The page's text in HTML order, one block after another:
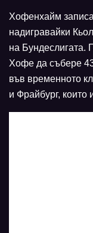
Хофенхайм
надигравайки
на
Хофе да събере
във временното
и Фрайбург, които